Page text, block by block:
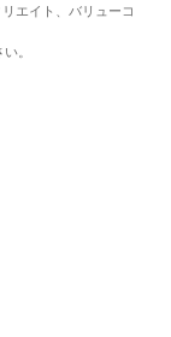
エイト、バリューコ
。